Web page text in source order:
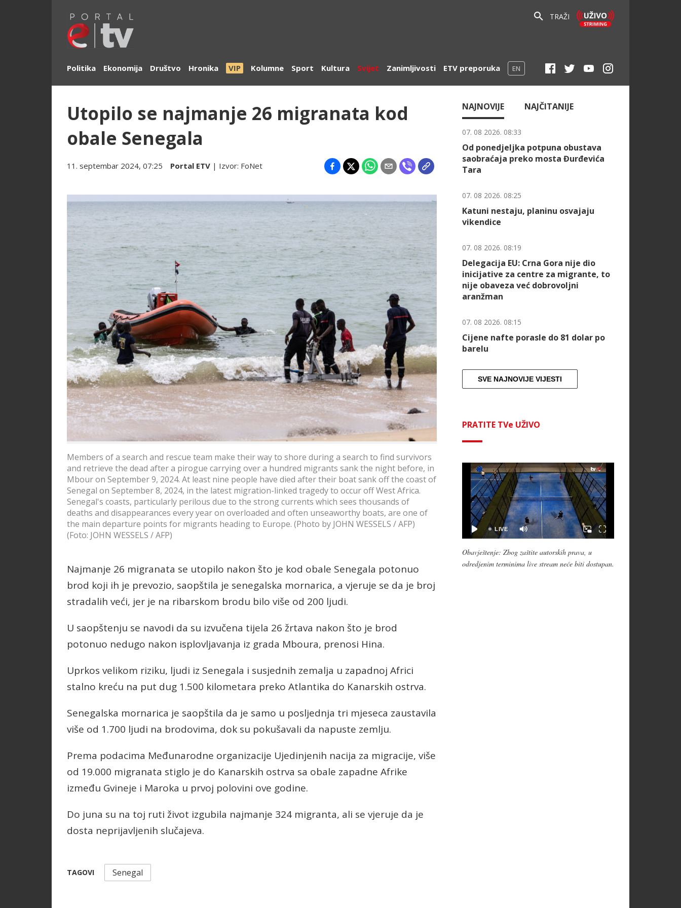
TRAŽI
Politika Ekonomija Društvo Hronika VIP Kolumne Sport Kultura Svijet Zanimljivosti ETV preporuka EN
Utopilo se najmanje 26 migranata kod
obale Senegala
11. septembar 2024, 07:25 Portal ETV | Izvor: FoNet
Members of a search and rescue team make their way to shore during a search to find survivors
and retrieve the dead after a pirogue carrying over a hundred migrants sank the night before, in
Mbour on September 9, 2024. At least nine people have died after their boat sank off the coast of
Senegal on September 8, 2024, in the latest migration-linked tragedy to occur off West Africa.
Senegal's coasts, particularly perilous due to the strong currents which sees thousands of
deaths and disappearances every year on overloaded and often unseaworthy boats, are one of
the main departure points for migrants heading to Europe. (Photo by JOHN WESSELS / AFP)
(Foto: JOHN WESSELS / AFP)
Najmanje 26 migranata se utopilo nakon što je kod obale Senegala potonuo
brod koji ih je prevozio, saopštila je senegalska mornarica, a vjeruje se da je broj
stradalih veći, jer je na ribarskom brodu bilo više od 200 ljudi.
U saopštenju se navodi da su izvučena tijela 26 žrtava nakon što je brod
potonuo nedugo nakon isplovljavanja iz grada Mboura, prenosi Hina.
Uprkos velikom riziku, ljudi iz Senegala i susjednih zemalja u zapadnoj Africi
stalno kreću na put dug 1.500 kilometara preko Atlantika do Kanarskih ostrva.
Senegalska mornarica je saopštila da je samo u posljednja tri mjeseca zaustavila
više od 1.700 ljudi na brodovima, dok su pokušavali da napuste zemlju.
Prema podacima Međunarodne organizacije Ujedinjenih nacija za migracije, više
od 19.000 migranata stiglo je do Kanarskih ostrva sa obale zapadne Afrike
između Gvineje i Maroka u prvoj polovini ove godine.
Do juna su na toj ruti život izgubila najmanje 324 migranta, ali se vjeruje da je
dosta neprijavljenih slučajeva.
TAGOVI Senegal
NAJNOVIJE NAJČITANIJE
07. 08 2026. 08:33
Od ponedjeljka potpuna obustava
saobraćaja preko mosta Đurđevića
Tara
07. 08 2026. 08:25
Katuni nestaju, planinu osvajaju
vikendice
07. 08 2026. 08:19
Delegacija EU: Crna Gora nije dio
inicijative za centre za migrante, to
nije obaveza već dobrovoljni
aranžman
07. 08 2026. 08:15
Cijene nafte porasle do 81 dolar po
barelu
SVE NAJNOVIJE VIJESTI
PRATITE TVe UŽIVO
Obavještenje: Zbog zaštite autorskih prava, u
odredjenim terminima live stream neće biti dostupan.